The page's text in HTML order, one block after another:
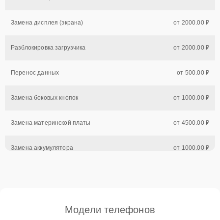
Замена дисплея (экрана) от 2000.00 ₽
Разблокировка загрузчика от 2000.00 ₽
Перенос данных от 500.00 ₽
Замена боковых кнопок от 1000.00 ₽
Замена материнской платы от 4500.00 ₽
Замена аккумулятора от 1000.00 ₽
Модели телефонов